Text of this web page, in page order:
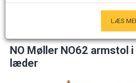
NO Møller NO62 armstol
læder
LÆS